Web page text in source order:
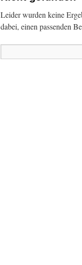
Leider wurden keine
dabei, einen passenden
nach: